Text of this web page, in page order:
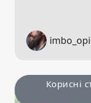
Корисні